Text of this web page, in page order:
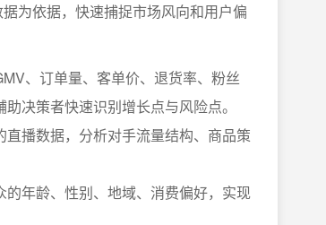
为依据，快速捕捉市场风向和用户偏
、订单量、客单价、退货率、粉丝
决策者快速识别增长点与风险点。
播数据，分析对手流量结构、商品策
年龄、性别、地域、消费偏好，实现